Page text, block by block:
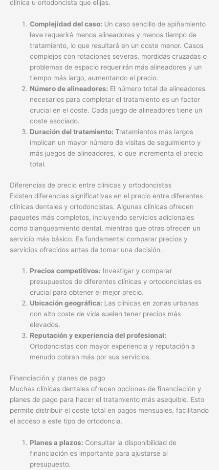
clínica u ortodoncista que elijas.
Complejidad del caso: Un caso sencillo de apiñamiento
leve requerirá menos alineadores y menos tiempo de
tratamiento, lo que resultará en un coste menor. Casos
complejos con rotaciones severas, mordidas cruzadas o
problemas de espacio requerirán más alineadores y un
tiempo más largo, aumentando el precio.
Número de alineadores: El número total de alineadores
necesarios para completar el tratamiento es un factor
crucial en el coste. Cada juego de alineadores tiene un
coste asociado.
Duración del tratamiento: Tratamientos más largos
implican un mayor número de visitas de seguimiento y
más juegos de alineadores, lo que incrementa el precio
total.
Diferencias de precio entre clínicas y ortodoncistas
Existen diferencias significativas en el precio entre diferentes
clínicas dentales y ortodoncistas. Algunas clínicas ofrecen
paquetes más completos, incluyendo servicios adicionales
como blanqueamiento dental, mientras que otras ofrecen un
servicio más básico. Es fundamental comparar precios y
servicios ofrecidos antes de tomar una decisión.
Precios competitivos: Investigar y comparar
presupuestos de diferentes clínicas y ortodoncistas es
crucial para obtener el mejor precio.
Ubicación geográfica: Las clínicas en zonas urbanas
con alto coste de vida suelen tener precios más
elevados.
Reputación y experiencia del profesional:
Ortodoncistas con mayor experiencia y reputación a
menudo cobran más por sus servicios.
Financiación y planes de pago
Muchas clínicas dentales ofrecen opciones de financiación y
planes de pago para hacer el tratamiento más asequible. Esto
permite distribuir el coste total en pagos mensuales, facilitando
el acceso a este tipo de ortodoncia.
Planes a plazos: Consultar la disponibilidad de
financiación es importante para ajustarse al
presupuesto.